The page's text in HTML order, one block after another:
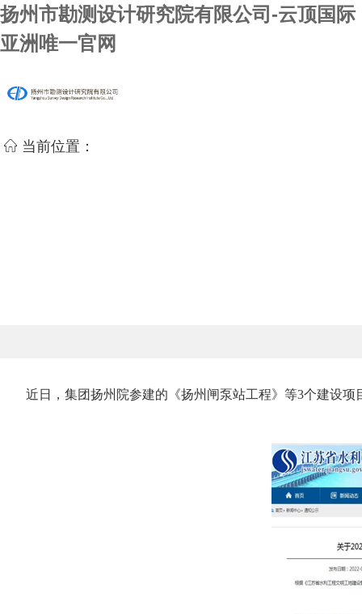
扬州市勘测设计研究院有限公司-云顶国际
亚洲唯一官网
当前位置：
近日，集团扬州院参建的《扬州闸泵站工程》等3个建设